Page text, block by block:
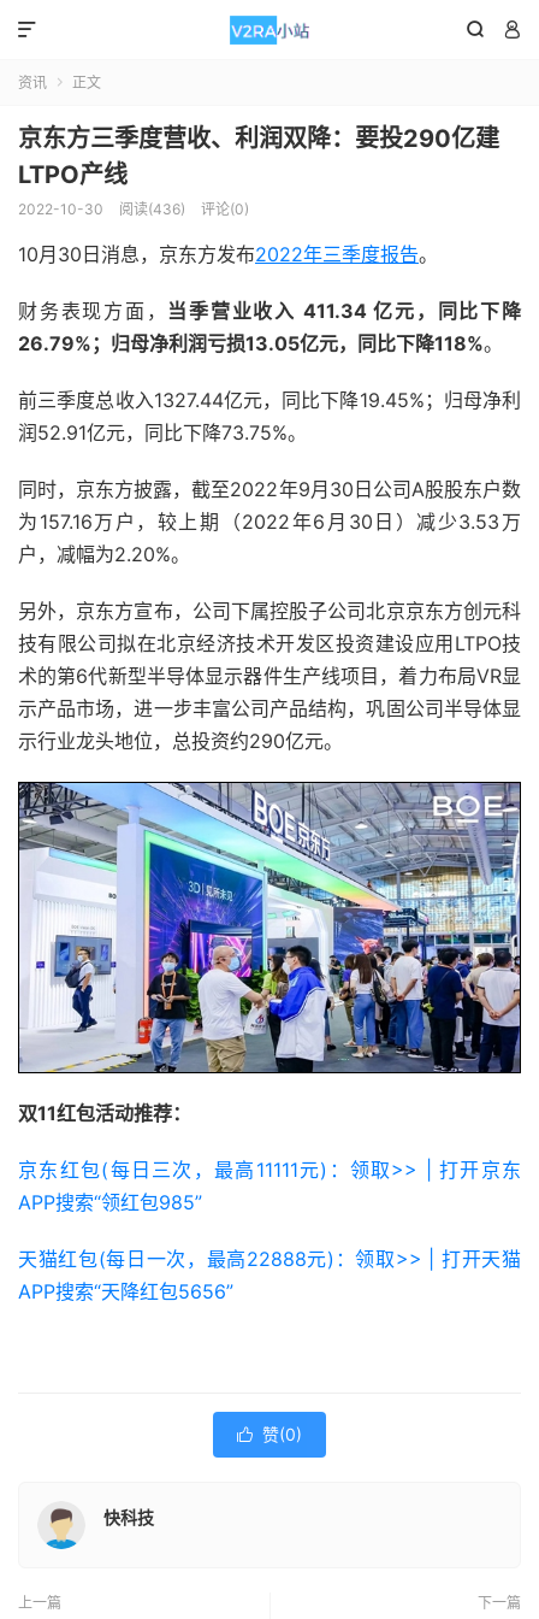
 

资讯  正文
京东方三季度营收、利润双降：要投290亿建
LTPO产线
2022-10-30 阅读(436) 评论(0)
10月30日消息，京东方发布2022年三季度报告。
财务表现方面， 当季营业收入 411.34 亿元，同比下降
26.79%；归母净利润亏损13.05亿元，同比下降118%。
前三季度总收入1327.44亿元，同比下降19.45%；归母净利
润52.91亿元，同比下降73.75%。
同时，京东方披露，截至2022年9月30日公司A股股东户数
为157.16万户，较上期（2022年6月30日）减少3.53万
户，减幅为2.20%。
另外，京东方宣布，公司下属控股子公司北京京东方创元科
技有限公司拟在北京经济技术开发区投资建设应用LTPO技
术的第6代新型半导体显示器件生产线项目，着力布局VR显
示产品市场，进一步丰富公司产品结构，巩固公司半导体显
示行业龙头地位，总投资约290亿元。
双11红包活动推荐：
京东红包(每日三次，最高11111元)：领取>> | 打开京东
APP搜索“领红包985”
天猫红包(每日一次，最高22888元)：领取>> | 打开天猫
APP搜索“天降红包5656”
 赞(0)
快科技
上一篇 下一篇